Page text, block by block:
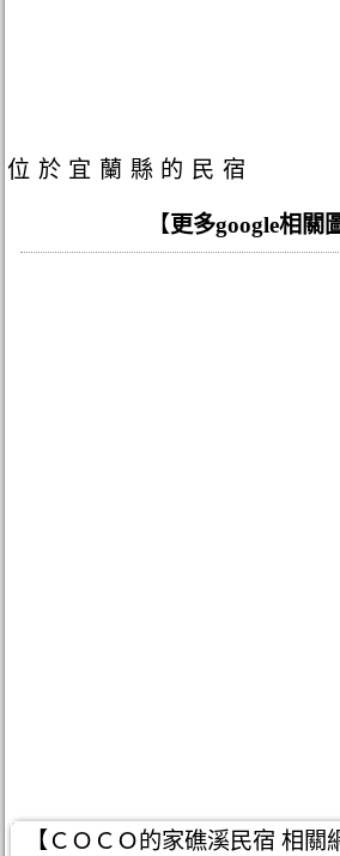
位於宜蘭縣的民宿
【更多google相關
【ＣＯＣＯ的家礁溪民宿 相關